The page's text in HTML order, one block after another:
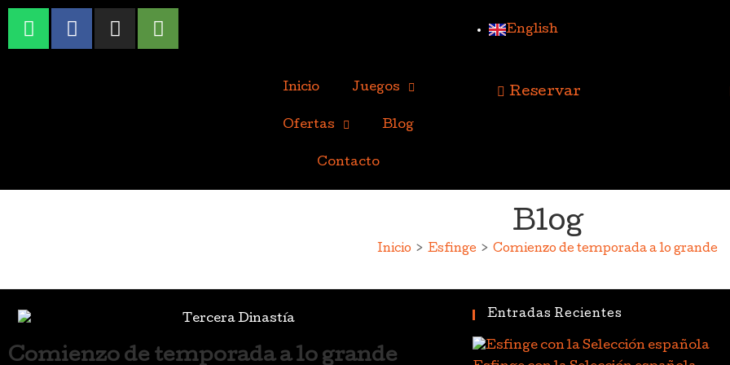
English
Inicio Juegos
Ofertas Blog
Contacto
Reservar
Blog
Inicio > Esfinge > Comienzo de temporada a lo grande
Comienzo de temporada a lo grande
Entradas Recientes